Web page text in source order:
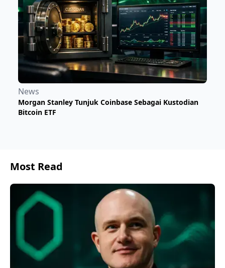
News
Morgan Stanley Tunjuk Coinbase Sebagai Kustodian
Bitcoin ETF
Most Read